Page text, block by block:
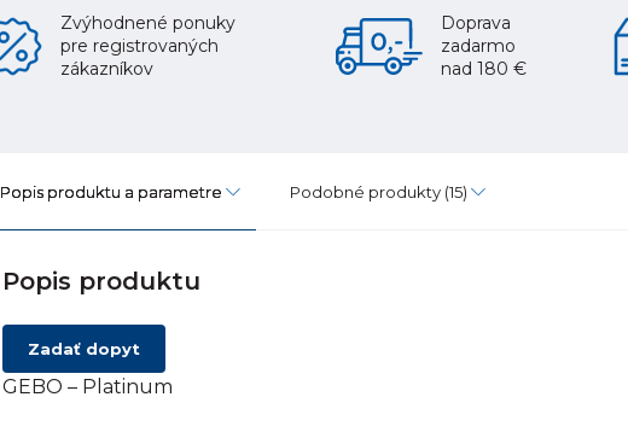
Zvýhodnené ponuky
pre registrovaných
zákazníkov
Doprava
zadarmo
nad 180 €
Popis produktu a parametre Podobné produkty (15)
Popis produktu
Zadať dopyt
GEBO – Platinum